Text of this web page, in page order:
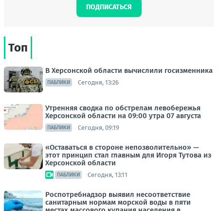
ПОДПИСАТЬСЯ
Топ
В Херсонской области вычислили госизменника
ПАБЛИКИ Сегодня, 13:26
Утренняя сводка по обстрелам левобережья
Херсонской области на 09:00 утра 07 августа
ПАБЛИКИ Сегодня, 09:19
«Оставаться в стороне непозволительно» —
этот принцип стал главным для Игоря Тутова из
Херсонской области
ПАБЛИКИ Сегодня, 13:11
Роспотребнадзор выявил несоответствие
санитарным нормам морской воды в пяти